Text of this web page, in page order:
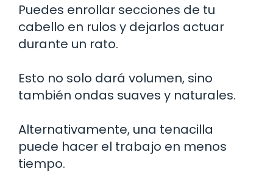
Puedes enrollar secciones de tu
cabello en rulos y dejarlos actuar
durante un rato.
Esto no solo dará volumen, sino
también ondas suaves y naturales.
Alternativamente, una tenacilla
puede hacer el trabajo en menos
tiempo.